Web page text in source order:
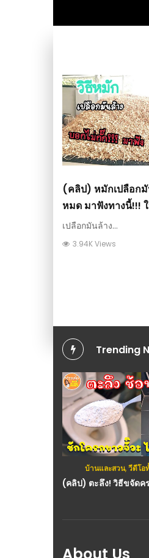
(คลิป) หมักเปลือก
หมด มาฟังทางนี้!!!
เกษตร
เปลือกมันล้าง...
3.94K Views
Trending
บ้านและสวน,วีดีโอ